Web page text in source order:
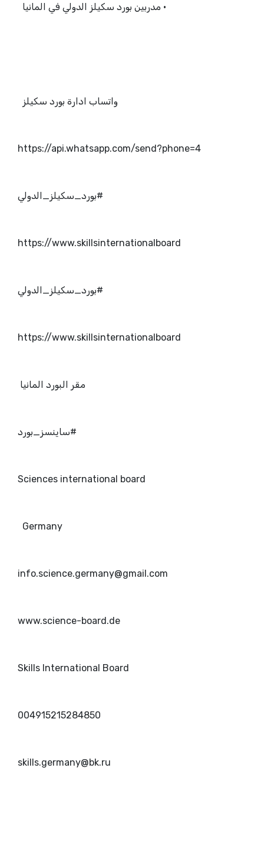
• مدربين بورد سكيلز الدولي في المانيا
واتساب ادارة بورد سكيلز
https://api.whatsapp.com/send?phone=4
#بورد_سكيلز_الدولي
https://www.skillsinternationalboard
#بورد_سكيلز_الدولي
https://www.skillsinternationalboard
مقر البورد المانيا
#ساينسز_بورد
Germany
info.science.germany@gmail.com
www.science-board.de
Skills International Board
004915215284850
skills.germany@bk.ru